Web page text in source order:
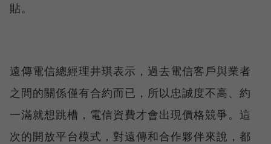
貼。
遠傳電信總經理井琪表示，過去電信客戶與業者
之間的關係僅有合約而已，所以忠誠度不高、約
一滿就想跳槽，電信資費才會出現價格競爭。這
次的開放平台模式，對遠傳和合作夥伴來說，都